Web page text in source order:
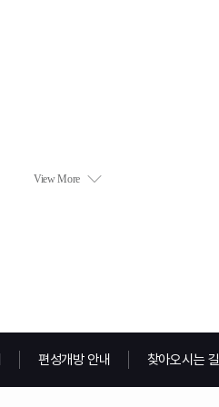
편성개방 안내 찾아오시는 길